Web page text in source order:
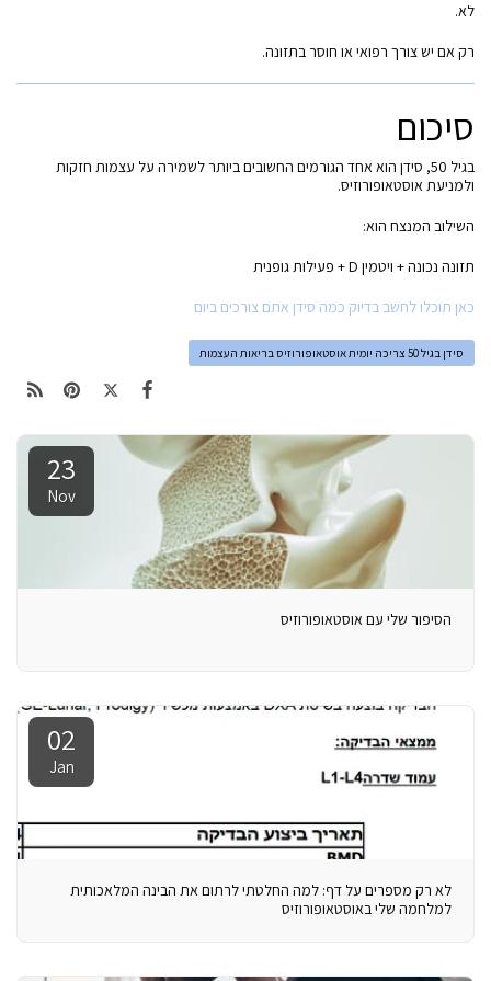
לא.
רק אם יש צורך רפואי או חוסר בתזונה.
סיכום
בגיל 50, סידן הוא אחד הגורמים החשובים ביותר לשמירה על עצמות חזקות
ולמניעת אוסטאופורוזיס.
השילוב המנצח הוא:
תזונה נכונה + ויטמין D + פעילות גופנית
כאן תוכלו לחשב בדיוק כמה סידן אתם צורכים ביום
סידן בגיל 50 צריכה יומית אוסטאופורוזיס בריאות העצמות
23
Nov
הסיפור שלי עם אוסטאופורוזיס
02
Jan
לא רק מספרים על דף: למה החלטתי לרתום את הבינה המלאכותית
למלחמה שלי באוסטאופורוזיס